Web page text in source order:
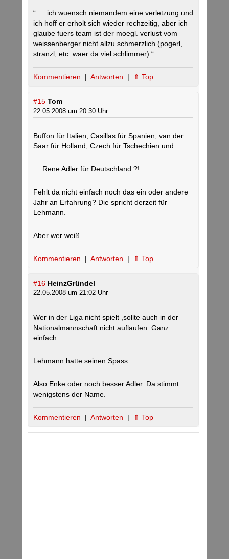
“ … ich wuensch niemandem eine verletzung und
ich hoff er erholt sich wieder rechzeitig, aber ich
glaube fuers team ist der moegl. verlust vom
weissenberger nicht allzu schmerzlich (pogerl,
stranzl, etc. waer da viel schlimmer).“
Kommentieren | Antworten | ⇑ Top
#15 Tom
22.05.2008 um 20:30 Uhr
Buffon für Italien, Casillas für Spanien, van der
Saar für Holland, Czech für Tschechien und ….
… Rene Adler für Deutschland ?!
Fehlt da nicht einfach noch das ein oder andere
Jahr an Erfahrung? Die spricht derzeit für
Lehmann.
Aber wer weiß …
Kommentieren | Antworten | ⇑ Top
#16 HeinzGründel
22.05.2008 um 21:02 Uhr
Wer in der Liga nicht spielt ,sollte auch in der
Nationalmannschaft nicht auflaufen. Ganz
einfach.
Lehmann hatte seinen Spass.
Also Enke oder noch besser Adler. Da stimmt
wenigstens der Name.
Kommentieren | Antworten | ⇑ Top